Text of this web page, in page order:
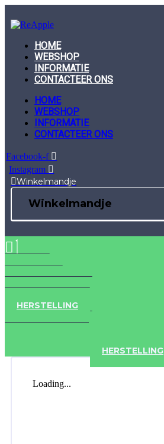
to
content
HOME
WEBSHOP
INFORMATIE
CONTACTEER ONS
HOME
WEBSHOP
INFORMATIE
CONTACTEER ONS
Facebook-f
Instagram
Winkelmandje
Winkelmandje
HERSTELLING
HERSTELLING
Loading...